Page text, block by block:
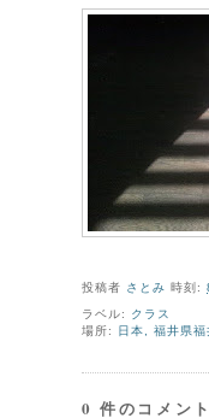
投稿者 さとみ 時刻:
ラベル: クラス
場所: 日本, 福井県
0 件のコメン